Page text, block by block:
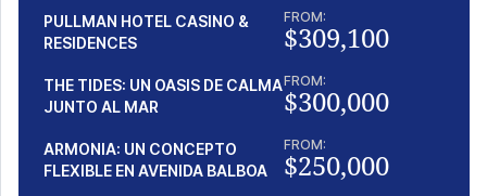
PULLMAN HOTEL CASINO &
RESIDENCES
FROM:
$309,100
THE TIDES: UN OASIS DE CALMA
JUNTO AL MAR
FROM:
$300,000
ARMONIA: UN CONCEPTO
FLEXIBLE EN AVENIDA BALBOA
FROM:
$250,000